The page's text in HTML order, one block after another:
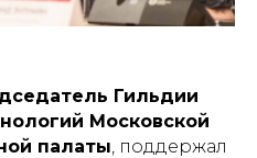
Гильдии
Московской
палаты , поддержал